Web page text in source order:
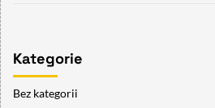
Kategorie
Bez kategorii